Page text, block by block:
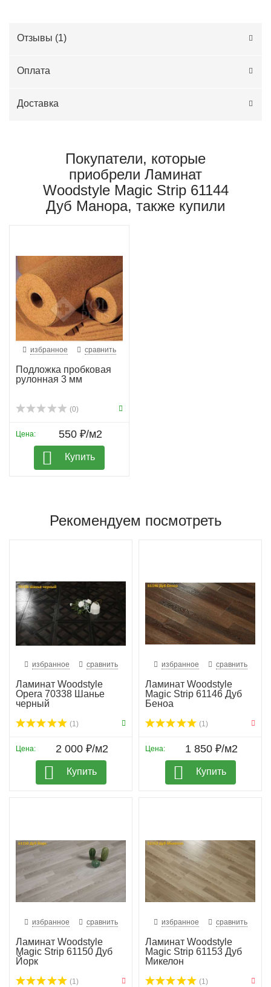
Отзывы (1)
Оплата
Доставка
Покупатели, которые
приобрели Ламинат
Woodstyle Magic Strip 61144
Дуб Манора, также купили
избранное сравнить
Подложка пробковая
рулонная 3 мм
(0)
Цена: 550 ₽/м2
Купить
Рекомендуем посмотреть
избранное сравнить
Ламинат Woodstyle
Opera 70338 Шанье
черный
(1)
Цена: 2 000 ₽/м2
Купить
избранное сравнить
Ламинат Woodstyle
Magic Strip 61146 Дуб
Беноа
(1)
Цена: 1 850 ₽/м2
Купить
избранное сравнить
Ламинат Woodstyle
Magic Strip 61150 Дуб
Йорк
(1)
избранное сравнить
Ламинат Woodstyle
Magic Strip 61153 Дуб
Микелон
(1)